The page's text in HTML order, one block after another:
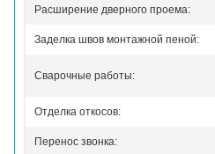
Расширение дверного проема:
Заделка швов монтажной пеной:
Сварочные работы:
Отделка откосов:
Перенос звонка: